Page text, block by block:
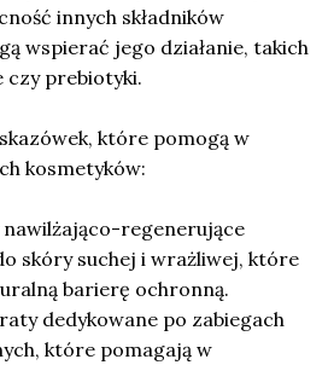
innych składników
wspierać jego działanie, takich
czy prebiotyki.
które pomogą w
kosmetyków:
regenerujące
skóry suchej i wrażliwej, które
barierę ochronną.
dedykowane po zabiegach
które pomagają w